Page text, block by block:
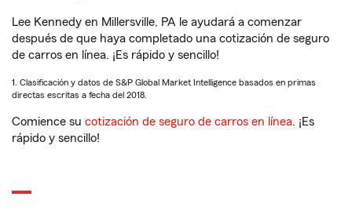
Lee Kennedy en Millersville, PA le ayudará a comenzar
después de que haya completado una cotización de seguro
de carros en línea. ¡Es rápido y sencillo!
1. Clasificación y datos de S&P Global Market Intelligence basados en primas
directas escritas a fecha del 2018.
Comience su cotización de seguro de carros en línea. ¡Es
rápido y sencillo!